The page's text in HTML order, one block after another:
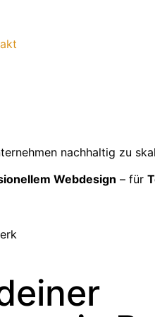
nachhaltig zu
Webdesign – für